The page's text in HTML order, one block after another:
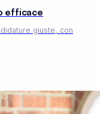
efficace
giuste, con